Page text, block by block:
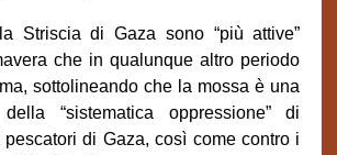
Striscia di Gaza sono “più attive”
che in qualunque altro periodo
sottolineando che la mossa è una
della “sistematica oppressione” di
pescatori di Gaza, così come contro i